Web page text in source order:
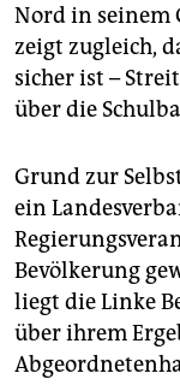
Nord in seinem
zeigt zugleich,
sicher ist –
über die
Grund zur
ein
Bevölkerung
liegt die Linke
über ihrem